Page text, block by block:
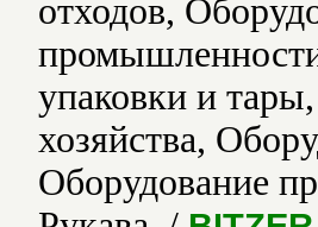
отходов,
упаковки и
хозяйства,
Оборудование